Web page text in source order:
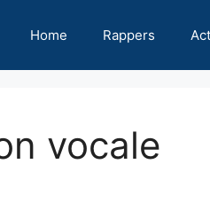
Home Rappers
vocale